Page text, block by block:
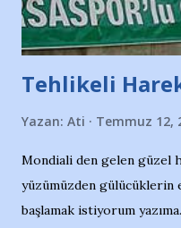
Tehlikeli
Yazan: Ati Temmuz 12,
Mondiali den gelen güzel
yüzümüzden gülücüklerin
başlamak istiyorum